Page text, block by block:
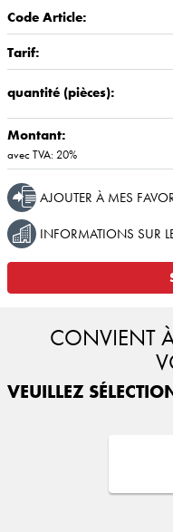
Code Article:
Tarif:
quantité (pièces):
Montant:
avec TVA: 20%
AJOUTER À MES
INFORMATIONS SUR
CONVIENT
VEUILLEZ